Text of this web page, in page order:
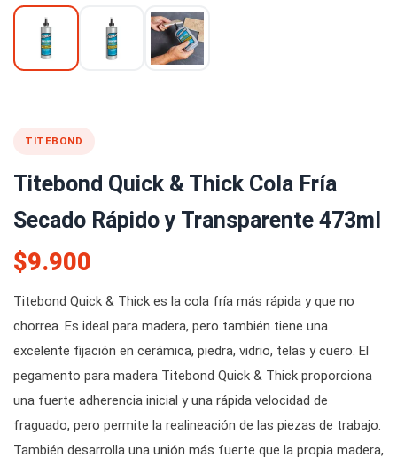
TITEBOND
Titebond Quick & Thick Cola Fría
Secado Rápido y Transparente 473ml
$9.900
Titebond Quick & Thick es la cola fría más rápida y que no
chorrea. Es ideal para madera, pero también tiene una
excelente fijación en cerámica, piedra, vidrio, telas y cuero. El
pegamento para madera Titebond Quick & Thick proporciona
una fuerte adherencia inicial y una rápida velocidad de
fraguado, pero permite la realineación de las piezas de trabajo.
También desarrolla una unión más fuerte que la propia madera,